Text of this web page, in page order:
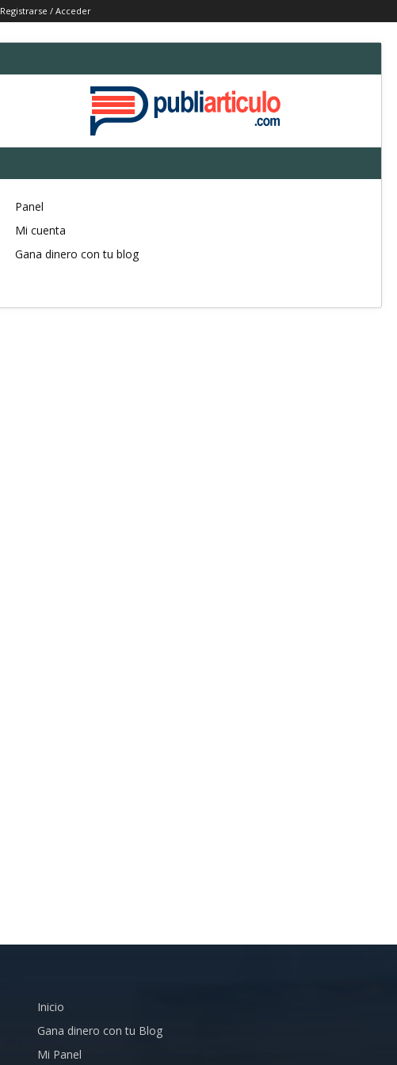
Registrarse / Acceder
Panel
Mi cuenta
Gana dinero con tu blog
Inicio
Gana dinero con tu Blog
Mi Panel